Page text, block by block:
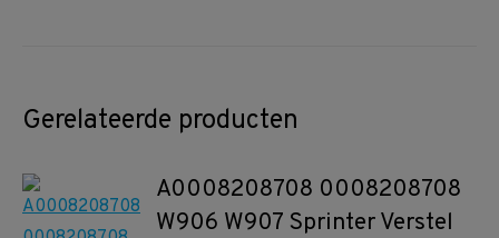
Gerelateerde producten
A0008208708 0008208708
W906 W907 Sprinter Verstel